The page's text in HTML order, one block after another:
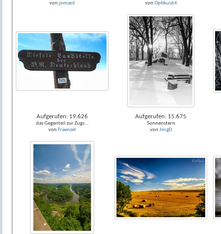
von jomaot
von Optikus64
Aufgerufen: 19.626
das Gegenteil zur Zugs...
von Fraenzel
Aufgerufen: 15.675
Sonnenstern
von JörgD